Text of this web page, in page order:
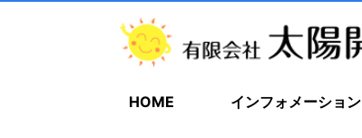
HOME インフォメーション